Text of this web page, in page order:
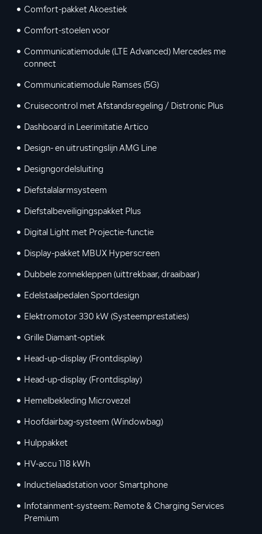
Comfort-pakket Akoestiek
Comfort-stoelen voor
Communicatiemodule (LTE Advanced) Mercedes me
connect
Communicatiemodule Ramses (5G)
Cruisecontrol met Afstandsregeling / Distronic Plus
Dashboard in Leerimitatie Artico
Design- en uitrustingslijn AMG Line
Designgordelsluiting
Diefstalalarmsysteem
Diefstalbeveiligingspakket Plus
Digital Light met Projectie-functie
Display-pakket MBUX Hyperscreen
Dubbele zonnekleppen (uittrekbaar, draaibaar)
Edelstaalpedalen Sportdesign
Elektromotor 330 kW (Systeemprestaties)
Grille Diamant-optiek
Head-up-display (Frontdisplay)
Head-up-display (Frontdisplay)
Hemelbekleding Microvezel
Hoofdairbag-systeem (Windowbag)
Hulppakket
HV-accu 118 kWh
Inductielaadstation voor Smartphone
Infotainment-systeem: Remote & Charging Services
Premium